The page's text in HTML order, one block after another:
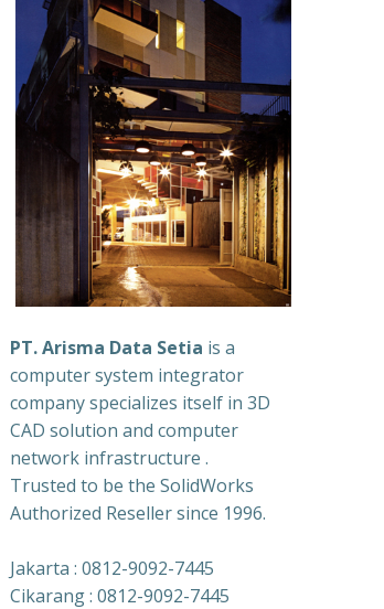
PT. Arisma Data Setia is a
computer system integrator
company specializes itself in 3D
CAD solution and computer
network infrastructure .
Trusted to be the SolidWorks
Authorized Reseller since 1996.
Jakarta : 0812-9092-7445
Cikarang : 0812-9092-7445